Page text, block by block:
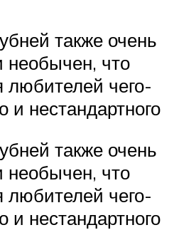
также очень
необычен, что
любителей чего-
и нестандартного
также очень
необычен, что
любителей чего-
и нестандартного